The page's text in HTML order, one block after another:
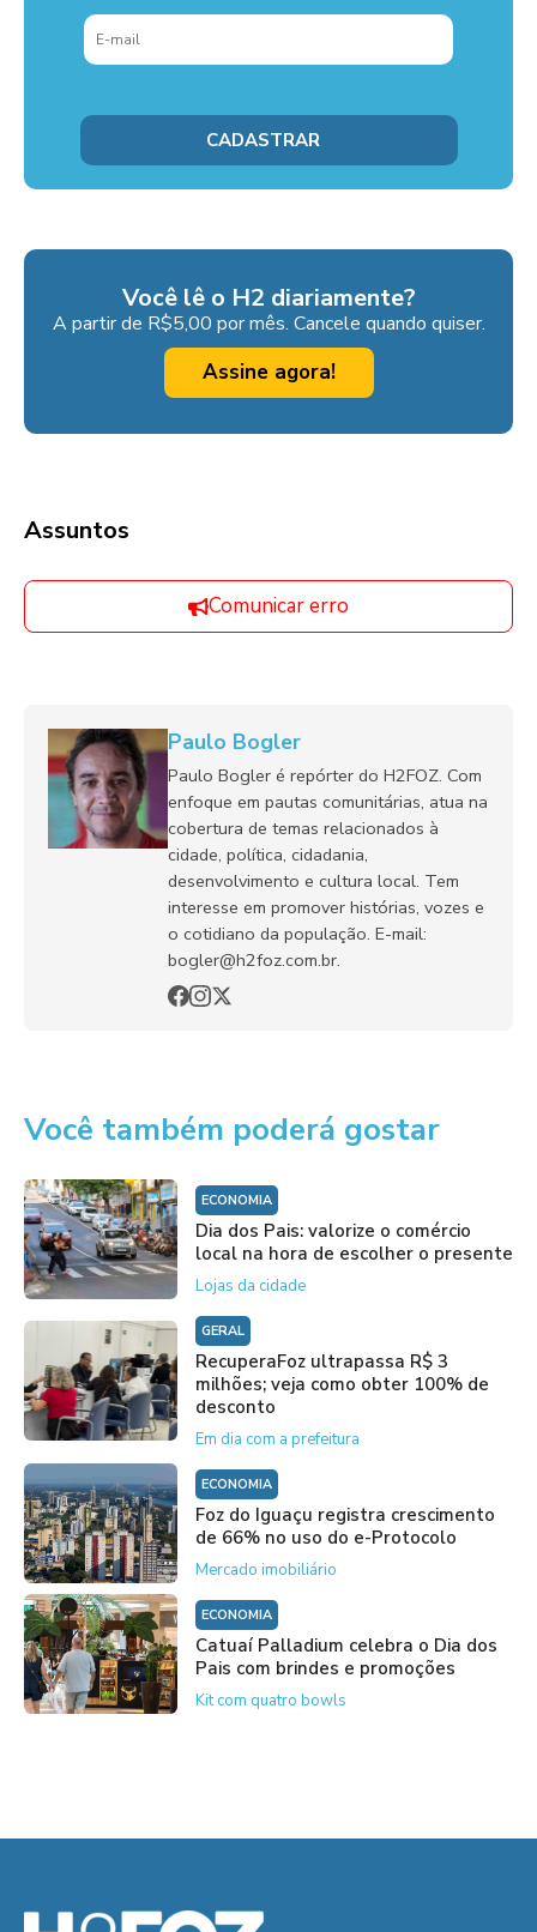
Você lê o H2 diariamente?
A partir de R$5,00 por mês. Cancele quando quiser.
Assine agora!
Assuntos
Comunicar erro
Paulo Bogler
Paulo Bogler é repórter do H2FOZ. Com
enfoque em pautas comunitárias, atua na
cobertura de temas relacionados à
cidade, política, cidadania,
desenvolvimento e cultura local. Tem
interesse em promover histórias, vozes e
o cotidiano da população. E-mail:
bogler@h2foz.com.br.
Você também poderá gostar
ECONOMIA
Dia dos Pais: valorize o comércio
local na hora de escolher o presente
Lojas da cidade
GERAL
RecuperaFoz ultrapassa R$ 3
milhões; veja como obter 100% de
desconto
Em dia com a prefeitura
ECONOMIA
Foz do Iguaçu registra crescimento
de 66% no uso do e-Protocolo
Mercado imobiliário
ECONOMIA
Catuaí Palladium celebra o Dia dos
Pais com brindes e promoções
Kit com quatro bowls